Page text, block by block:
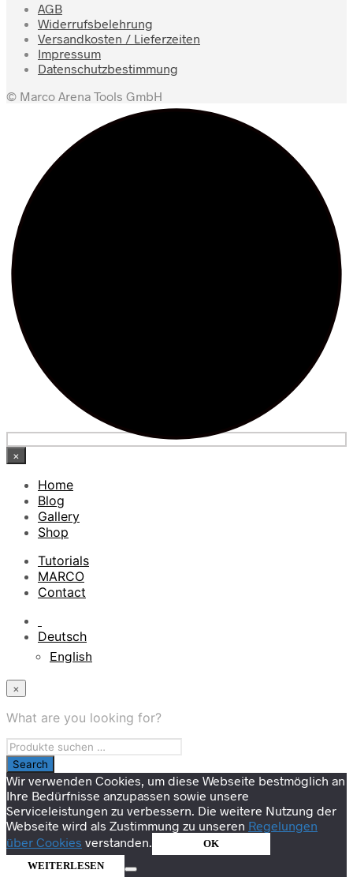
AGB
Widerrufsbelehrung
Versandkosten / Lieferzeiten
Impressum
Datenschutzbestimmung
© Marco Arena Tools GmbH
×
Home
Blog
Gallery
Shop
Tutorials
MARCO
Contact
Deutsch
English
×
What are you looking for?
Wir verwenden Cookies, um diese Webseite bestmöglich an
Ihre Bedürfnisse anzupassen sowie unsere
Serviceleistungen zu verbessern. Die weitere Nutzung der
Webseite wird als Zustimmung zu unseren Regelungen
über Cookies verstanden.
OK
WEITERLESEN